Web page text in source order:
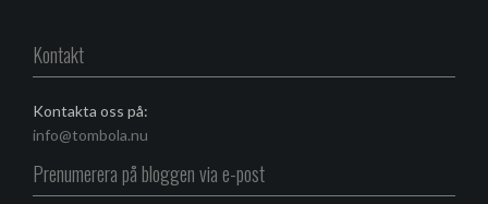
Kontakt
Kontakta oss på:
info@tombola.nu
Prenumerera på bloggen via e-post